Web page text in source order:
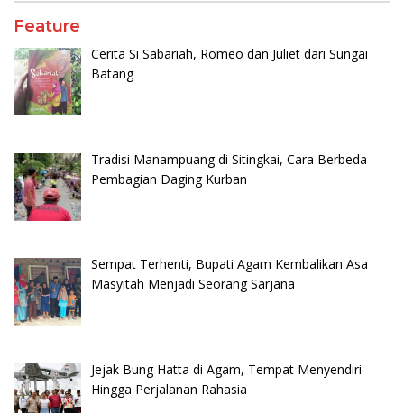
Feature
Cerita Si Sabariah, Romeo dan Juliet dari Sungai
Batang
Tradisi Manampuang di Sitingkai, Cara Berbeda
Pembagian Daging Kurban
Sempat Terhenti, Bupati Agam Kembalikan Asa
Masyitah Menjadi Seorang Sarjana
Jejak Bung Hatta di Agam, Tempat Menyendiri
Hingga Perjalanan Rahasia